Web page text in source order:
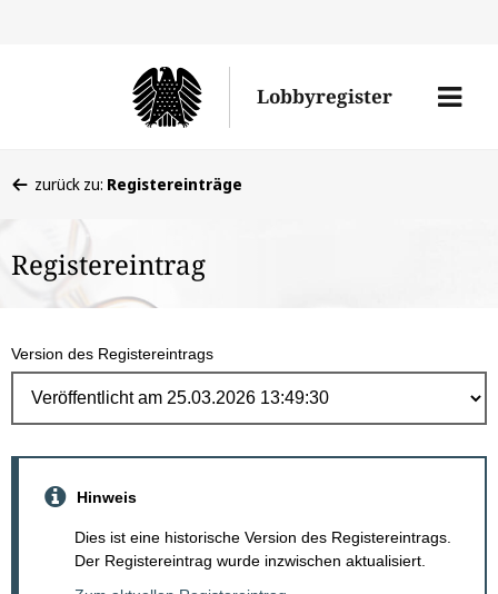
Lobbyregister
Menü
befinden
hier:
zurück zu: Registereinträge
Registereintrag
Version des Registereintrags
Hinweis
Dies ist eine historische Version des Registereintrags.
Der Registereintrag wurde inzwischen aktualisiert.